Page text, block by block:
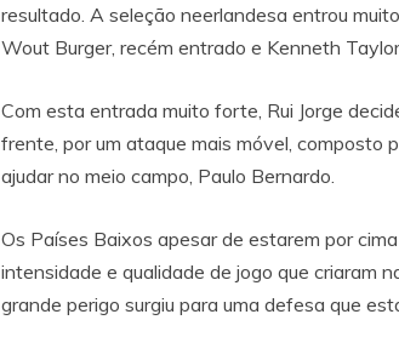
resultado. A seleção neerlandesa entrou
Wout Burger, recém entrado e Kenneth
Com esta entrada muito forte, Rui Jorge
frente, por um ataque mais móvel, composto
ajudar no meio campo, Paulo Bernardo.
Os Países Baixos apesar de estarem por
intensidade e qualidade de jogo que criaram
grande perigo surgiu para uma defesa que